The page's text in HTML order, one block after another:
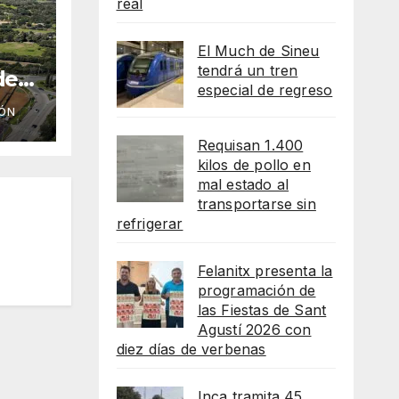
El Much de Sineu
tendrá un tren
especial de regreso
Requisan 1.400
kilos de pollo en
mal estado al
transportarse sin
refrigerar
Felanitx presenta la
programación de
las Fiestas de Sant
Agustí 2026 con
diez días de verbenas